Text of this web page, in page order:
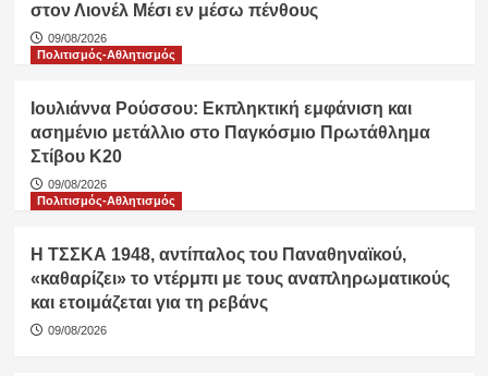
στον Λιονέλ Μέσι εν μέσω πένθους
09/08/2026
Πολιτισμός-Αθλητισμός
Ιουλιάννα Ρούσσου: Εκπληκτική εμφάνιση και
ασημένιο μετάλλιο στο Παγκόσμιο Πρωτάθλημα
Στίβου Κ20
09/08/2026
Πολιτισμός-Αθλητισμός
Η ΤΣΣΚΑ 1948, αντίπαλος του Παναθηναϊκού,
«καθαρίζει» το ντέρμπι με τους αναπληρωματικούς
και ετοιμάζεται για τη ρεβάνς
09/08/2026